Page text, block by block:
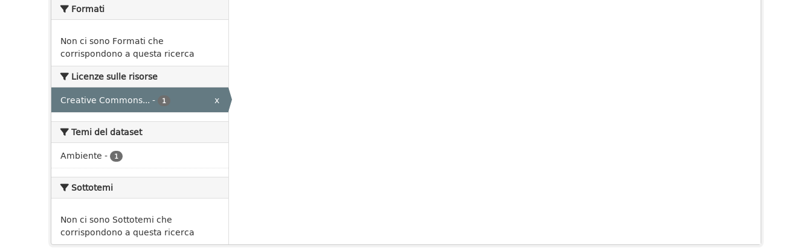
Formati
Non ci sono Formati che
corrispondono a questa ricerca
Licenze sulle risorse
Creative Commons... - 1 x
Temi del dataset
Ambiente - 1
Sottotemi
Non ci sono Sottotemi che
corrispondono a questa ricerca